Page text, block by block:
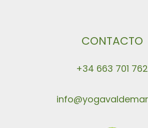
CONTACTO
+34 663 701 762